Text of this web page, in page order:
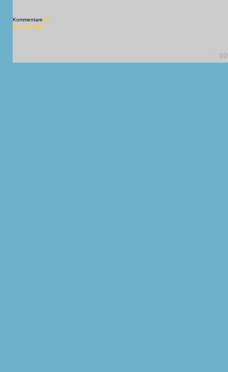
Kommentare[X]
[X] schließen